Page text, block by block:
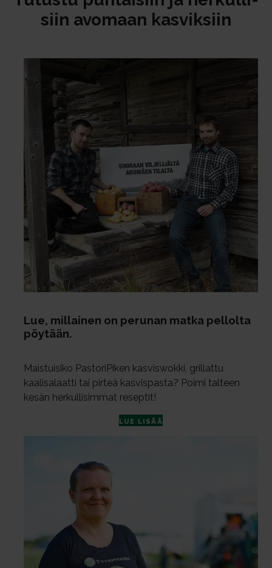
siin avo­maan kas­vik­siin
Lue, mil­lai­nen on pe­ru­nan mat­ka pel­lol­ta
pöy­tään.
Maistuisiko PastoriPiken kasviswokki, grillattu
kaalisalaatti tai pirteä kasvispasta? Poimi talteen
kesän herkullisimmat reseptit!
LUE LISÄÄ